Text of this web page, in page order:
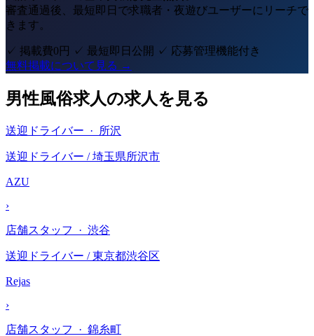
審査通過後、最短即日で求職者・夜遊びユーザーにリーチで
きます。
✓ 掲載費0円 ✓ 最短即日公開 ✓ 応募管理機能付き
無料掲載について見る →
男性風俗求人の求人を見る
送迎ドライバー · 所沢
送迎ドライバー / 埼玉県所沢市
AZU
›
店舗スタッフ · 渋谷
送迎ドライバー / 東京都渋谷区
Rejas
›
店舗スタッフ · 錦糸町